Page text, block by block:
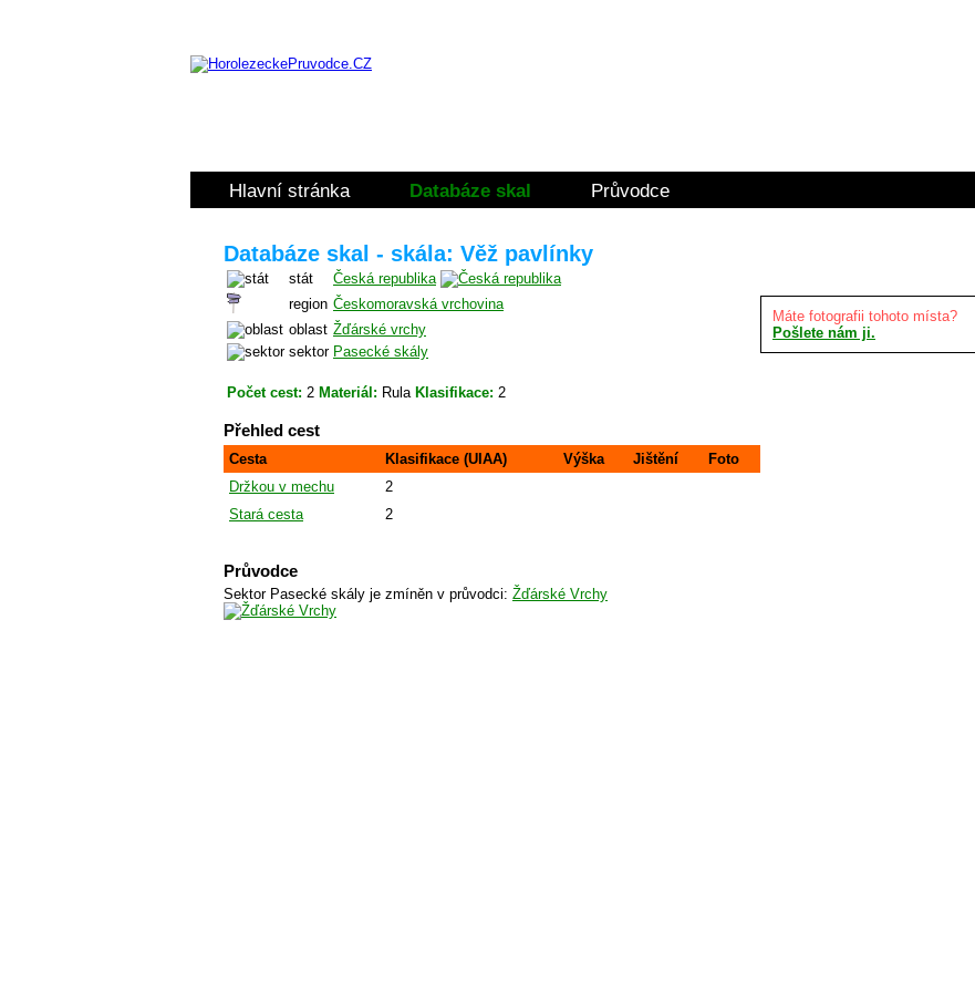
Hlavní stránka Databáze skal Průvodce
Databáze skal - skála: Věž pavlínky
stát
Česká republika
region Českomoravská vrchovina
oblast Žďárské vrchy
sektor Pasecké skály
Počet cest: 2 Materiál: Rula Klasifikace: 2
Přehled cest
Cesta Klasifikace (UIAA) Výška Jištění
Foto
Držkou v mechu
2
Stará cesta
2
Průvodce
Sektor Pasecké skály je zmíněn v průvodci: Žďárské Vrchy
Máte fotografii tohoto místa?
Pošlete nám ji.